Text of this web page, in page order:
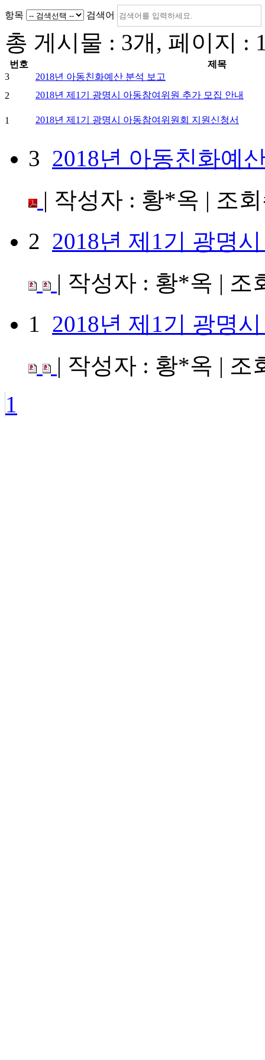
항목 검색어
총 게시물 : 3개, 페이지 :
번호
제목
3
2018년 아동친화예산 분석 보고
2
2018년 제1기 광명시 아동참여위원 추가 모집 안내
1 2018년 제1기 광명시 아동참여위원회 지원신청서
3 2018년 아동친화예
| 작성자 : 황*옥 | 조
2 2018년 제1기 광명
| 작성자 : 황*옥 | 조
1 2018년 제1기 광명
| 작성자 : 황*옥 | 조
1